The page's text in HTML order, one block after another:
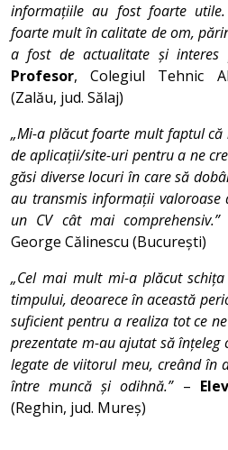
informațiile au fost foarte
foarte mult în calitate de om,
a fost de actualitate și interes
Profesor, Colegiul Tehnic
(Zalău, jud. Sălaj)
„Mi-a plăcut foarte mult faptul
de aplicații/site-uri pentru a ne
găsi diverse locuri în care să
au transmis informații valoroase
un CV cât mai comprehensiv.”
George Călinescu (București)
„Cel mai mult mi-a plăcut
timpului, deoarece în această
suficient pentru a realiza tot ce
prezentate m-au ajutat să înțeleg
legate de viitorul meu, creând în
între muncă și odihnă.”– Elev
(Reghin, jud. Mureș)